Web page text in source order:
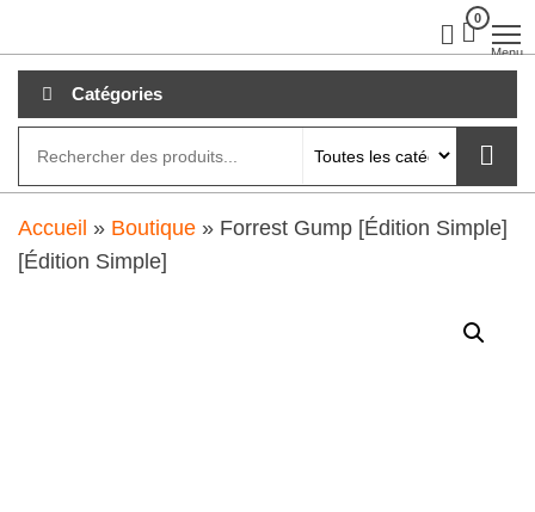
au
contenu
0
Menu
Catégories
Accueil » Boutique » Forrest Gump [Édition Simple]
[Édition Simple]